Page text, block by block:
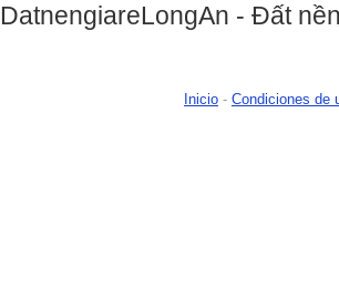
DatnengiareLongAn - Đất
Inicio - Condiciones de